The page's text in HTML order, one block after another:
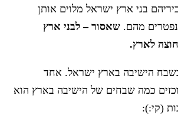
בני ארץ ישראל מלוים אותן
מהם. שאסור – לבני ארץ
לארץ.
בשבח הישיבה בארץ ישראל. אחד
כמה שבחים של הישיבה בארץ הוא
(קי:):